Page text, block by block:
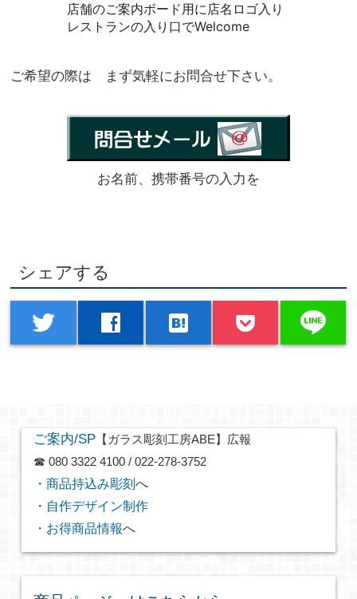
店舗のご案内ボード用に店名ロゴ入り
レストランの入り口でWelcome
ご希望の際は まず気軽にお問合せ下さい。
お名前、携帯番号の入力を
シェアする
twitter facebook hatenabookmark line
ご案内/SP【ガラス彫刻工房ABE】広報
☎ 080 3322 4100 / 022-278-3752
・商品持込み彫刻 へ
・自作デザイン制作
・お得商品情報へ